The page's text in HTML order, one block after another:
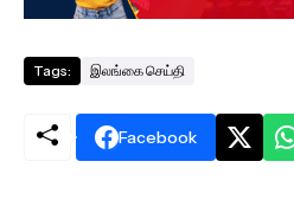
Tags: இலங்கை செய்தி
Facebook